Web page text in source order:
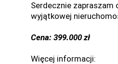
Serdecznie zapraszam
wyjątkowej
Cena: 399.000 zł
Więcej informacji: